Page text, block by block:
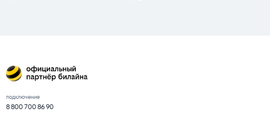
подключение
8 800 700 86 90